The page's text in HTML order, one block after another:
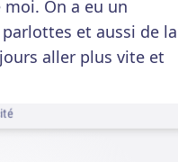
On a eu un
et aussi de la
aller plus vite et